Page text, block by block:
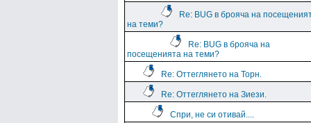
Re: BUG в брояча на
на теми?
Re: BUG в брояча на
посещенията на теми?
Re: Оттеглянето на Торн.
Re: Оттеглянето на Зиези.
Спри, не си отивай....